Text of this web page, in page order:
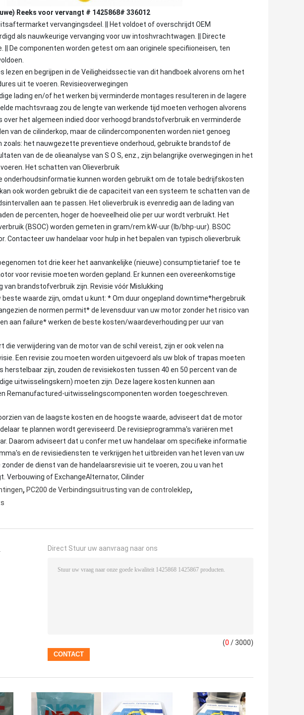
Reeks voor vervangt # 1425868# 336012
vervangingsdeel. || Het voldoet of overschrijdt OEM
als nauwkeurige vervanging voor uw intoshvrachtwagen. || Directe
|| De componenten worden getest om aan originele specifiioneisen, ten
en begrijpen in de Veiligheidssectie van dit handboek alvorens om het
uit te voeren. Revisieoverwegingen
lading en/of het werken bij verminderde montages resulteren in de lagere
machtsvraag zou de lengte van werkende tijd moeten verhogen alvorens
het algemeen indied door verhoogd brandstofverbruik en verminderde
van de cilinderkop, maar de cilindercomponenten worden niet genoeg
zoals: het nauwgezette preventieve onderhoud, gebruikte brandstof de
van de de olieanalyse van S O S, enz., zijn belangrijke overwegingen in het
Het schatten van Olieverbruik
onderhoudsinformatie kunnen worden gebruikt om de totale bedrijfskosten
ook worden gebruikt die de capaciteit van een systeem te schatten van de
aan te passen. Het olieverbruik is evenredig aan de lading van
de percenten, hoger de hoeveelheid olie per uur wordt verbruikt. Het
(BSOC) worden gemeten in gram/rem kW-uur (lb/bhp-uur). BSOC
Contacteer uw handelaar voor hulp in het bepalen van typisch olieverbruik
tot drie keer het aanvankelijke (nieuwe) consumptietarief toe te
voor revisie moeten worden gepland. Er kunnen een overeenkomstige
van brandstofverbruik zijn. Revisie vóór Mislukking
beste waarde zijn, omdat u kunt: * Om duur ongepland downtime*hergebruik
de normen permit* de levensduur van uw motor zonder het risico van
aan failure* werken de beste kosten/waardeverhouding per uur van
verwijdering van de motor van de schil vereist, zijn er ook velen na
Een revisie zou moeten worden uitgevoerd als uw blok of trapas moeten
zijn, zouden de revisiekosten tussen 40 en 50 percent van de
uitwisselingskern) moeten zijn. Deze lagere kosten kunnen aan
Remanufactured-uitwisselingscomponenten worden toegeschreven.
van de laagste kosten en de hoogste waarde, adviseert dat de motor
te plannen wordt gereviseerd. De revisieprogramma's variëren met
Daarom adviseert dat u confer met uw handelaar om specifieke informatie
en de revisiediensten te verkrijgen het uitbreiden van het leven van uw
de dienst van de handelaarsrevisie uit te voeren, zou u van het
Verbouwing of ExchangeAlternator, Cilinder
, PC200 de Verbindingsuitrusting van de controleklep,
Direct Stuur uw aanvraag naar ons
(0 / 3000)